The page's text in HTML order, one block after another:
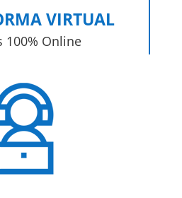
VIRTUAL
100% Online